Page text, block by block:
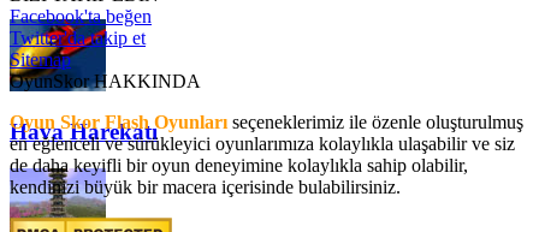
Hava Harekatı
Facebook'ta beğen
Twitter'da takip et
Sitemap
OyunSkor HAKKINDA
Oyun Skor Flash Oyunları seçeneklerimiz ile özenle oluşturulmuş
en eğlenceli ve sürükleyici oyunlarımıza kolaylıkla ulaşabilir ve siz
de daha keyifli bir oyun deneyimine kolaylıkla sahip olabilir,
kendinizi büyük bir macera içerisinde bulabilirsiniz.